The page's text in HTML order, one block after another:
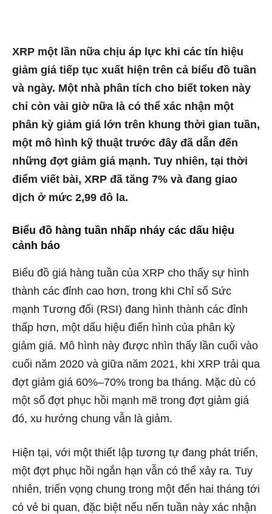
XRP một lần nữa chịu áp lực khi các tín hiệu
giảm giá tiếp tục xuất hiện trên cả biểu đồ tuần
và ngày. Một nhà phân tích cho biết token này
chỉ còn vài giờ nữa là có thể xác nhận một
phân kỳ giảm giá lớn trên khung thời gian tuần,
một mô hình kỹ thuật trước đây đã dẫn đến
những đợt giảm giá mạnh. Tuy nhiên, tại thời
điểm viết bài, XRP đã tăng 7% và đang giao
dịch ở mức 2,99 đô la.
Biểu đồ hàng tuần nhấp nháy các dấu hiệu
cảnh báo
Biểu đồ giá hàng tuần của XRP cho thấy sự hình
thành các đỉnh cao hơn, trong khi Chỉ số Sức
mạnh Tương đối (RSI) đang hình thành các đỉnh
thấp hơn, một dấu hiệu điển hình của phân kỳ
giảm giá. Mô hình này được nhìn thấy lần cuối vào
cuối năm 2020 và giữa năm 2021, khi XRP trải qua
đợt giảm giá 60%–70% trong ba tháng. Mặc dù có
một số đợt phục hồi mạnh mẽ trong đợt giảm giá
đó, xu hướng chung vẫn là giảm.
Hiện tại, với một thiết lập tương tự đang phát triển,
một đợt phục hồi ngắn hạn vẫn có thể xảy ra. Tuy
nhiên, triển vọng chung trong một đến hai tháng tới
có vẻ bi quan, đặc biệt nếu nến tuần này xác nhận